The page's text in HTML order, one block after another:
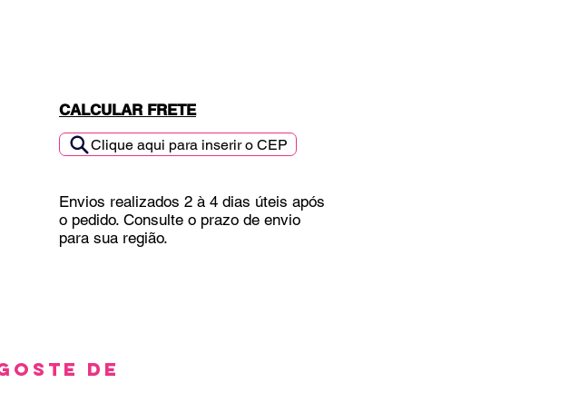
CALCULAR FRETE
Clique aqui para inserir o CEP
Envios realizados 2 à 4 dias úteis após
o pedido. Consulte o prazo de envio
para sua região.
de